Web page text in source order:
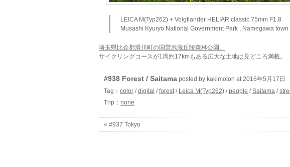
LEICA M(Typ262) + Voigtlander HELIAR classic 75mm F1.8
Musashi Kyuryo National Government Park , Namegawa
埼玉県比企郡滑川町の国営武蔵丘陵森林公園。
サイクリングコースが1周約17kmもある広大な土地は見どころ満載。
#938 Forest / Saitama posted by kakimoton at 2016年5月17日
Tag： color /digital /forest/ Leica M(Typ262) /people /Saitama /
Trip： none
« #937 Tokyo